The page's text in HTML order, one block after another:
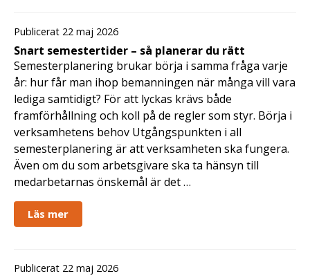
Publicerat 22 maj 2026
Snart semestertider – så planerar du rätt
Semesterplanering brukar börja i samma fråga varje
år: hur får man ihop bemanningen när många vill vara
lediga samtidigt? För att lyckas krävs både
framförhållning och koll på de regler som styr. Börja i
verksamhetens behov Utgångspunkten i all
semesterplanering är att verksamheten ska fungera.
Även om du som arbetsgivare ska ta hänsyn till
medarbetarnas önskemål är det …
Läs mer
Publicerat 22 maj 2026